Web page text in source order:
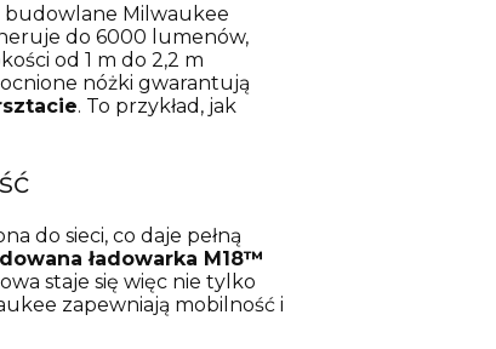
budowlane Milwaukee
do 6000 lumenów,
od 1 m do 2,2 m
nóżki gwarantują
. To przykład, jak
do sieci, co daje pełną
ładowarka M18™
staje się więc nie tylko
zapewniają mobilność i